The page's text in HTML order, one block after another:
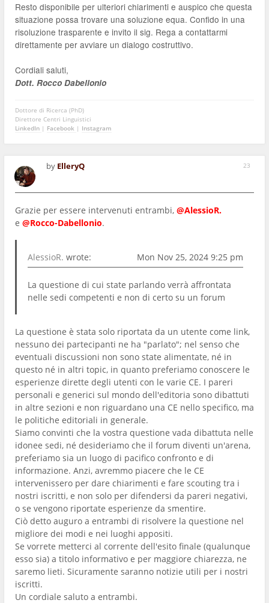
Resto disponibile per ulteriori chiarimenti e auspico che questa
situazione possa trovare una soluzione equa. Confido in una
risoluzione trasparente e invito il sig. Rega a contattarmi
direttamente per avviare un dialogo costruttivo.
Cordiali saluti,
Dott. Rocco Dabellonio
Dottore di Ricerca (PhD)
Direttore Centri Linguistici
LinkedIn | Facebook | Instagram
23
by ElleryQ
Grazie per essere intervenuti entrambi, @AlessioR.
e @Rocco-Dabellonio.
AlessioR. wrote: Mon Nov 25, 2024 9:25 pm
La questione di cui state parlando verrà affrontata
nelle sedi competenti e non di certo su un forum
La questione è stata solo riportata da un utente come link,
nessuno dei partecipanti ne ha "parlato"; nel senso che
eventuali discussioni non sono state alimentate, né in
questo né in altri topic, in quanto preferiamo conoscere le
esperienze dirette degli utenti con le varie CE. I pareri
personali e generici sul mondo dell'editoria sono dibattuti
in altre sezioni e non riguardano una CE nello specifico, ma
le politiche editoriali in generale.
Siamo convinti che la vostra questione vada dibattuta nelle
idonee sedi, né desideriamo che il forum diventi un'arena,
preferiamo sia un luogo di pacifico confronto e di
informazione. Anzi, avremmo piacere che le CE
intervenissero per dare chiarimenti e fare scouting tra i
nostri iscritti, e non solo per difendersi da pareri negativi,
o se vengono riportate esperienze da smentire.
Ciò detto auguro a entrambi di risolvere la questione nel
migliore dei modi e nei luoghi appositi.
Se vorrete metterci al corrente dell'esito finale (qualunque
esso sia) a titolo informativo e per maggiore chiarezza, ne
saremo lieti. Sicuramente saranno notizie utili per i nostri
iscritti.
Un cordiale saluto a entrambi.